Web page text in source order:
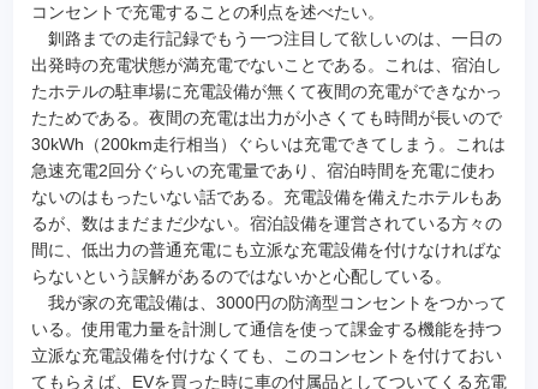
コンセントで充電することの利点を述べたい。
釧路までの走行記録でもう一つ注目して欲しいのは、一日の
出発時の充電状態が満充電でないことである。これは、宿泊し
たホテルの駐車場に充電設備が無くて夜間の充電ができなかっ
たためである。夜間の充電は出力が小さくても時間が長いので
30kWh（200km走行相当）ぐらいは充電できてしまう。これは
急速充電2回分ぐらいの充電量であり、宿泊時間を充電に使わ
ないのはもったいない話である。充電設備を備えたホテルもあ
るが、数はまだまだ少ない。宿泊設備を運営されている方々の
間に、低出力の普通充電にも立派な充電設備を付けなければな
らないという誤解があるのではないかと心配している。
我が家の充電設備は、3000円の防滴型コンセントをつかって
いる。使用電力量を計測して通信を使って課金する機能を持つ
立派な充電設備を付けなくても、このコンセントを付けておい
てもらえば、EVを買った時に車の付属品としてついてくる充電